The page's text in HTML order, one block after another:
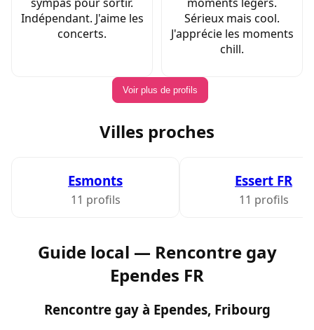
Indépendant. J'aime les
concerts.
Sérieux mais cool.
J'apprécie les moments
chill.
Voir plus de profils
Villes proches
Esmonts
11 profils
Essert FR
11 profils
Guide local — Rencontre gay
Ependes FR
Rencontre gay à Ependes, Fribourg